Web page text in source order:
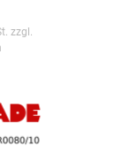
zzgl.